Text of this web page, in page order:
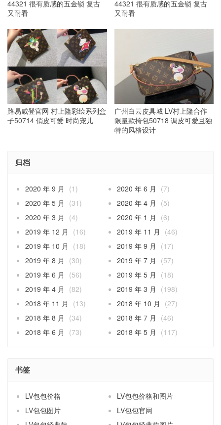
44321 很有质感的五金锁 复古
又耐看
44321 很有质感的五金锁 复古
又耐看
路易威登官网 村上隆彩绘系列盒
子50714 俏皮可爱 时尚宠儿
广州白云皮具城 LV村上隆合作
限量款挎包50718 调皮可爱且独
特的风格设计
归档
2020 年 9 月 (1) 2020 年 6 月
(7)
2020 年 5 月
(31) 2020 年 4 月
(5)
2020 年 3 月
(4) 2020 年 1 月
(6)
2019 年 12 月
(16) 2019 年 11 月
(46)
2019 年 10 月
(18) 2019 年 9 月
(17)
2019 年 8 月
(30) 2019 年 7 月
(57)
2019 年 6 月
(56) 2019 年 5 月
(18)
2019 年 4 月
(82) 2019 年 3 月
(198)
2018 年 11 月
(13) 2018 年 10 月
(27)
2018 年 8 月
(34) 2018 年 7 月
(46)
2018 年 6 月
(73) 2018 年 5 月 (117)
书签
LV包包价格
LV包包价格和图片
LV包包图片
LV包包官网